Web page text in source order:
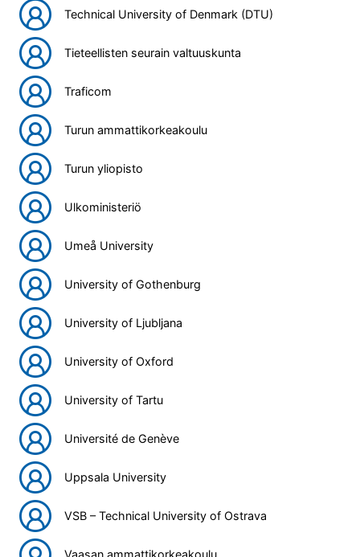
Technical University of Denmark (DTU)
Tieteellisten seurain valtuuskunta
Traficom
Turun ammattikorkeakoulu
Turun yliopisto
Ulkoministeriö
Umeå University
University of Gothenburg
University of Ljubljana
University of Oxford
University of Tartu
Université de Genève
Uppsala University
VSB – Technical University of Ostrava
Vaasan ammattikorkeakoulu